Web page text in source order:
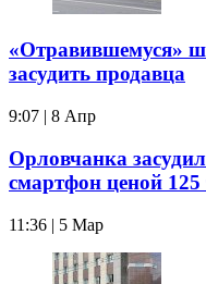
«Отравившемуся»
засудить продавца
9:07 | 8 Апр
Орловчанка
смартфон ценой
11:36 | 5 Мар